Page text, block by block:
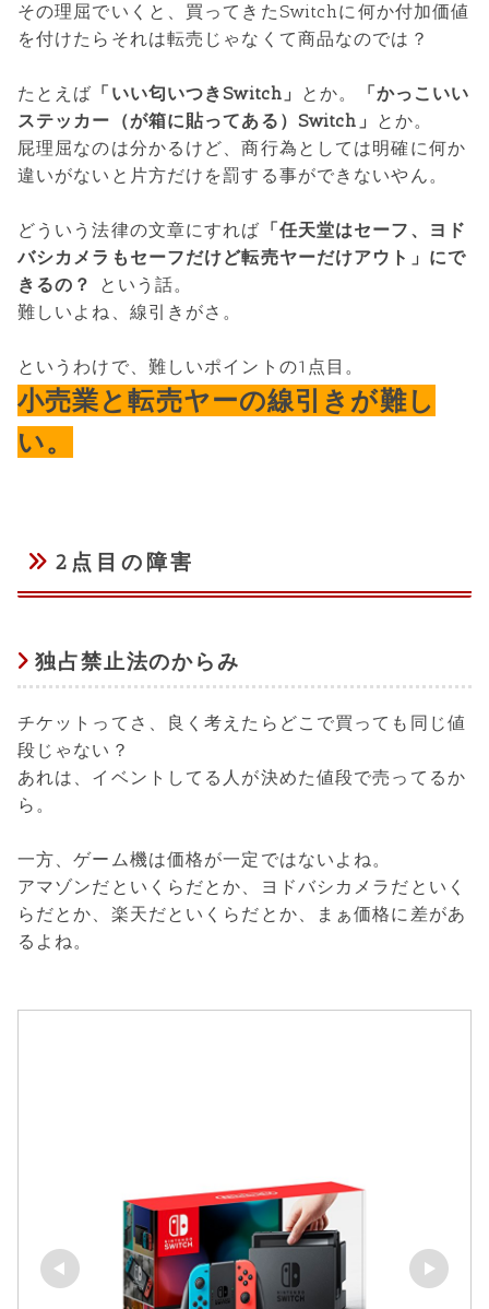
その理屈でいくと、買ってきたSwitchに何か付加価値
を付けたらそれは転売じゃなくて商品なのでは？
たとえば 「いい匂いつきSwitch」 とか。
「かっこいい
ステッカー（が箱に貼ってある）Switch」
とか。
屁理屈なのは分かるけど、商行為としては明確に何か
違いがないと片方だけを罰する事ができないやん。
どういう法律の文章にすれば 「任天堂はセーフ、ヨド
バシカメラもセーフだけど転売ヤーだけアウト」にで
きるの？
という話。
難しいよね、線引きがさ。
というわけで、難しいポイントの1点目。
小売業と転売ヤーの線引きが難し
い。
2点目の障害
独占禁止法のからみ
チケットってさ、良く考えたらどこで買っても同じ値
段じゃない？
あれは、イベントしてる人が決めた値段で売ってるか
ら。
一方、ゲーム機は価格が一定ではないよね。
アマゾンだといくらだとか、ヨドバシカメラだといく
らだとか、楽天だといくらだとか、まぁ価格に差があ
るよね。